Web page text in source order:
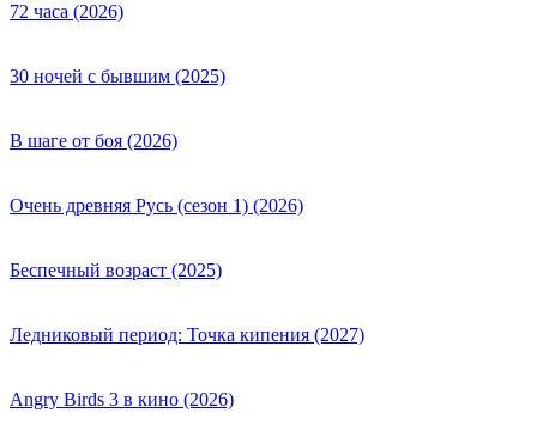
72 часа (2026)
30 ночей с бывшим (2025)
В шаге от боя (2026)
Очень древняя Русь (сезон 1) (2026)
Беспечный возраст (2025)
Ледниковый период: Точка кипения (2027)
Angry Birds 3 в кино (2026)